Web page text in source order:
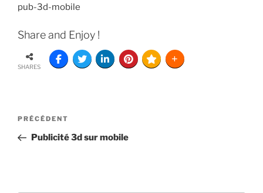
pub-3d-mobile
Share and Enjoy !
SHARES
PRÉCÉDENT
Publicité 3d sur mobile